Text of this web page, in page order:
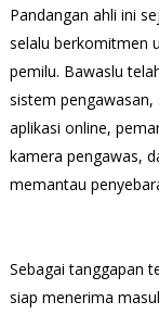
Pandangan ahli ini
selalu berkomitmen
pemilu. Bawaslu
sistem
aplikasi online,
kamera pengawas,
memantau
Sebagai tanggapan
siap menerima